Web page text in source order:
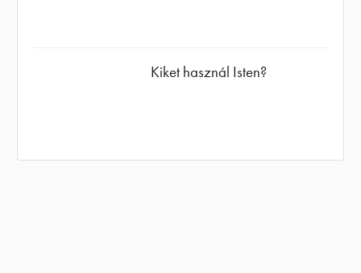
Kiket használ Isten?